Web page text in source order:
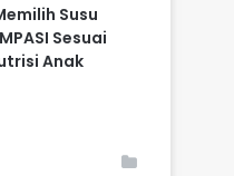
Susu
Sesuai
Anak